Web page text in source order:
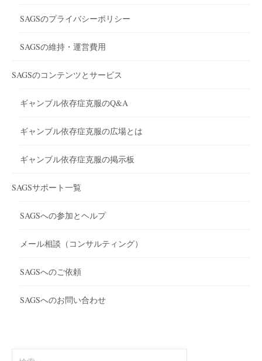
SAGSのプライバシーポリシー
SAGSの維持・運営費用
SAGSのコンテンツとサービス
ギャンブル依存症克服のQ&A
ギャンブル依存症克服の広場とは
ギャンブル依存症克服の掲示板
SAGSサポート一覧
SAGSへの参加とヘルプ
メール相談（コンサルティング）
SAGSへのご依頼
SAGSへのお問い合わせ